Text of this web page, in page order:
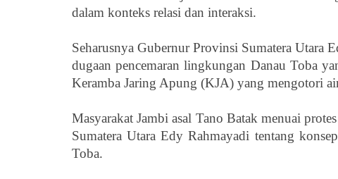
dalam konteks relasi dan interaksi.
Seharusnya Gubernur Provinsi Sumatera Utara
dugaan pencemaran lingkungan Danau Toba
Keramba Jaring Apung (KJA) yang mengotori
Masyarakat Jambi asal Tano Batak menuai
Sumatera Utara Edy Rahmayadi tentang
Toba.